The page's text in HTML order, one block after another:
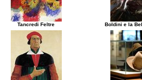
Tancredi Feltre Boldini e la